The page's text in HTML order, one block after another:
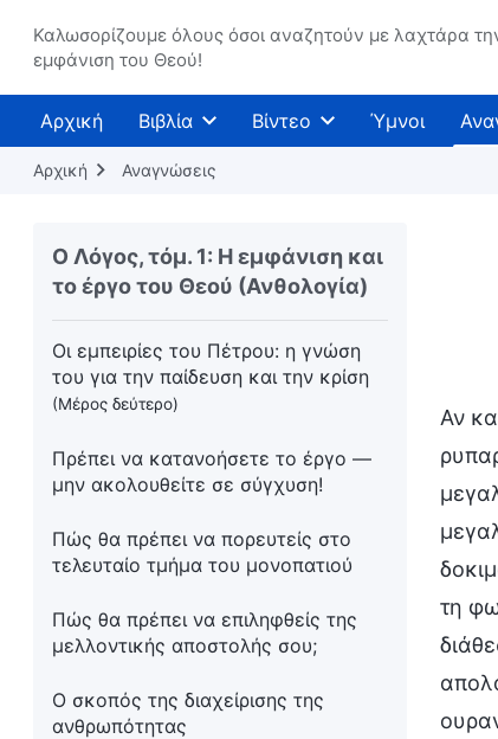
Καλωσορίζουμε όλους όσοι αναζητούν με λαχτάρα
εμφάνιση του Θεού!
Αρχική Βιβλία Βίντεο Ύμνοι
Αρχική Αναγνώσεις
Ο Λόγος, τόμ. 1: Η εμφάνιση και
το έργο του Θεού (Ανθολογία)
Η πραγματική αλήθεια του έργου
Άσκηση (6)
Οι εμπειρίες του Πέτρου: η γνώση
του για την παίδευση και την κρίση
(Μέρος πρώτο)
Οι εμπειρίες του Πέτρου: η γνώση
του για την παίδευση και την κρίση
(Μέρος δεύτερο)
Πρέπει να κατανοήσετε το έργο —
μην ακολουθείτε σε σύγχυση!
Πώς θα πρέπει να πορευτείς στο
τελευταίο τμήμα του μονοπατιού
Πώς θα πρέπει να επιληφθείς της
μελλοντικής αποστολής σου;
Ο σκοπός της διαχείρισης της
ανθρωπότητας
Αν
τη